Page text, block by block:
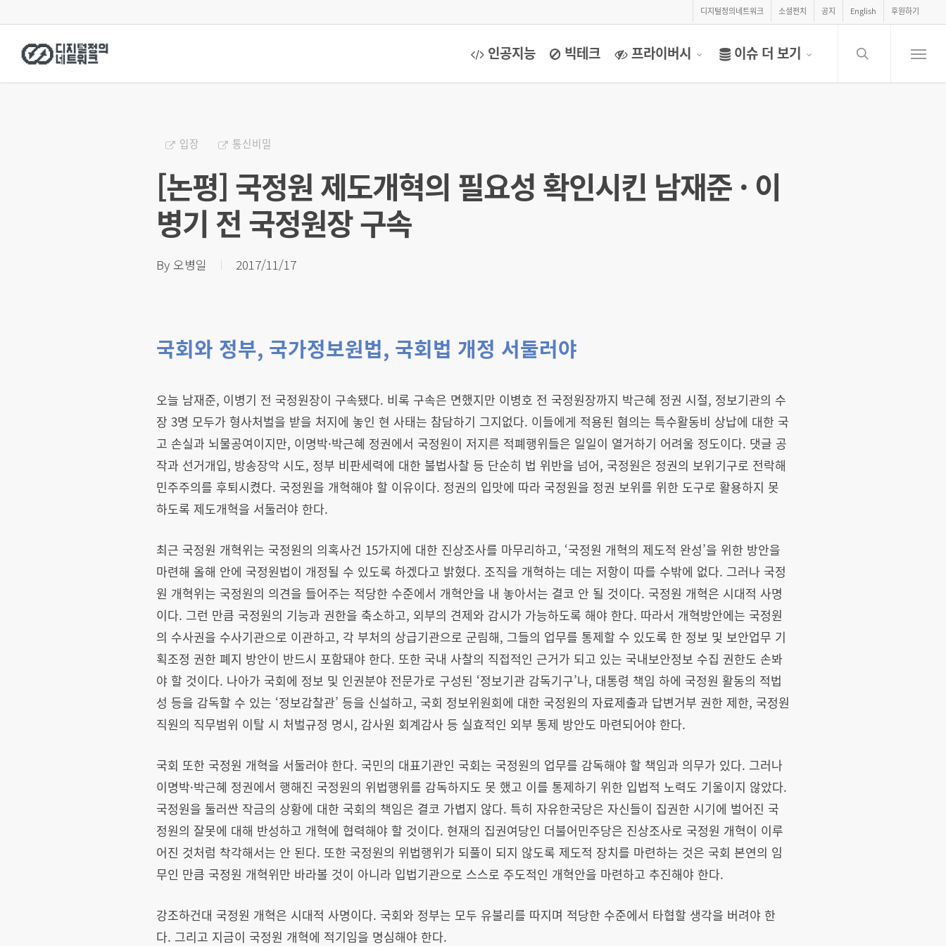
main
디지털정의네트워크 소셜펀치 공지 English 후원하기
인공지능 빅테크 프라이버시 이슈 더 보기
search
Menu
입장 통신비밀
[논평] 국정원 제도개혁의 필요성 확인시킨 남재준 · 이
병기 전 국정원장 구속
By 오병일 2017/11/17
국회와 정부, 국가정보원법, 국회법 개정 서둘러야
오늘 남재준, 이병기 전 국정원장이 구속됐다. 비록 구속은 면했지만 이병호 전 국정원장까지 박근혜 정권 시절, 정보기관의 수
장 3명 모두가 형사처벌을 받을 처지에 놓인 현 사태는 참담하기 그지없다. 이들에게 적용된 혐의는 특수활동비 상납에 대한 국
고 손실과 뇌물공여이지만, 이명박·박근혜 정권에서 국정원이 저지른 적폐행위들은 일일이 열거하기 어려울 정도이다. 댓글 공
작과 선거개입, 방송장악 시도, 정부 비판세력에 대한 불법사찰 등 단순히 법 위반을 넘어, 국정원은 정권의 보위기구로 전락해
민주주의를 후퇴시켰다. 국정원을 개혁해야 할 이유이다. 정권의 입맛에 따라 국정원을 정권 보위를 위한 도구로 활용하지 못
하도록 제도개혁을 서둘러야 한다.
최근 국정원 개혁위는 국정원의 의혹사건 15가지에 대한 진상조사를 마무리하고, ‘국정원 개혁의 제도적 완성’을 위한 방안을
마련해 올해 안에 국정원법이 개정될 수 있도록 하겠다고 밝혔다. 조직을 개혁하는 데는 저항이 따를 수밖에 없다. 그러나 국정
원 개혁위는 국정원의 의견을 들어주는 적당한 수준에서 개혁안을 내 놓아서는 결코 안 될 것이다. 국정원 개혁은 시대적 사명
이다. 그런 만큼 국정원의 기능과 권한을 축소하고, 외부의 견제와 감시가 가능하도록 해야 한다. 따라서 개혁방안에는 국정원
의 수사권을 수사기관으로 이관하고, 각 부처의 상급기관으로 군림해, 그들의 업무를 통제할 수 있도록 한 정보 및 보안업무 기
획조정 권한 폐지 방안이 반드시 포함돼야 한다. 또한 국내 사찰의 직접적인 근거가 되고 있는 국내보안정보 수집 권한도 손봐
야 할 것이다. 나아가 국회에 정보 및 인권분야 전문가로 구성된 ‘정보기관 감독기구’나, 대통령 책임 하에 국정원 활동의 적법
성 등을 감독할 수 있는 ‘정보감찰관’ 등을 신설하고, 국회 정보위원회에 대한 국정원의 자료제출과 답변거부 권한 제한, 국정원
직원의 직무범위 이탈 시 처벌규정 명시, 감사원 회계감사 등 실효적인 외부 통제 방안도 마련되어야 한다.
국회 또한 국정원 개혁을 서둘러야 한다. 국민의 대표기관인 국회는 국정원의 업무를 감독해야 할 책임과 의무가 있다. 그러나
이명박·박근혜 정권에서 행해진 국정원의 위법행위를 감독하지도 못 했고 이를 통제하기 위한 입법적 노력도 기울이지 않았다.
국정원을 둘러싼 작금의 상황에 대한 국회의 책임은 결코 가볍지 않다. 특히 자유한국당은 자신들이 집권한 시기에 벌어진 국
정원의 잘못에 대해 반성하고 개혁에 협력해야 할 것이다. 현재의 집권여당인 더불어민주당은 진상조사로 국정원 개혁이 이루
어진 것처럼 착각해서는 안 된다. 또한 국정원의 위법행위가 되풀이 되지 않도록 제도적 장치를 마련하는 것은 국회 본연의 임
무인 만큼 국정원 개혁위만 바라볼 것이 아니라 입법기관으로 스스로 주도적인 개혁안을 마련하고 추진해야 한다.
강조하건대 국정원 개혁은 시대적 사명이다. 국회와 정부는 모두 유불리를 따지며 적당한 수준에서 타협할 생각을 버려야 한
다. 그리고 지금이 국정원 개혁에 적기임을 명심해야 한다.